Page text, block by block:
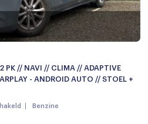
met afstandsbediening
// NAVI // CLIMA // ADAPTIVE
- ANDROID AUTO // STOEL +
Benzine